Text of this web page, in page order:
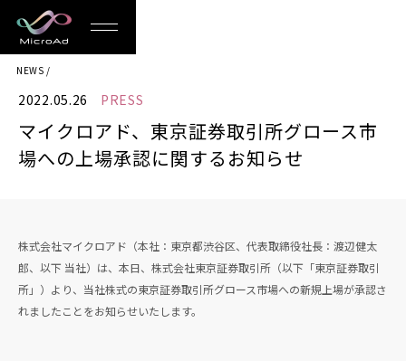
MicroAd
-
Redesigning
the
NEWS
2022.05.26 PRESS
マイクロアド、東京証券取引所グロース市
場への上場承認に関するお知らせ
株式会社マイクロアド（本社：東京都渋谷区、代表取締役社長：渡辺健太
郎、以下 当社）は、本日、株式会社東京証券取引所（以下「東京証券取引
所」）より、当社株式の東京証券取引所グロース市場への新規上場が承認さ
れましたことをお知らせいたします。